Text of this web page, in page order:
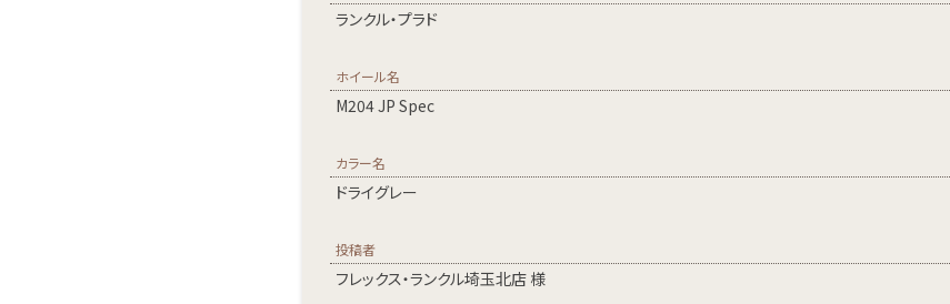
ランクル・プラド
ホイール名
M204 JP Spec
カラー名
ドライグレー
投稿者
フレックス・ランクル埼玉北店 様